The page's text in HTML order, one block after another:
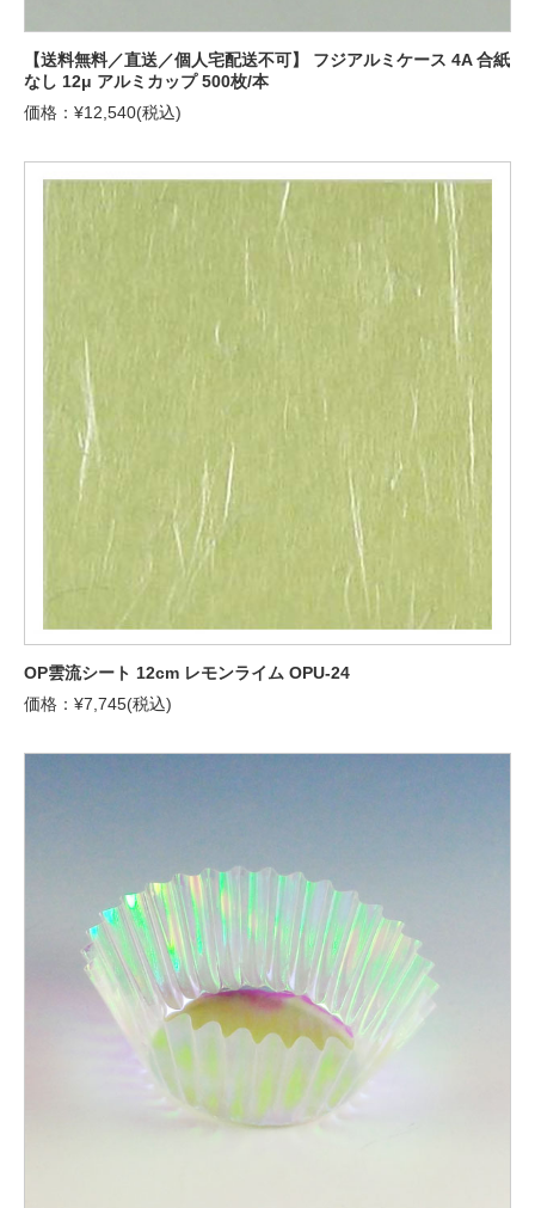
【送料無料／直送／個人宅配送不可】 フジアルミケース 4A 合紙
なし 12μ アルミカップ 500枚/本
価格：¥12,540(税込)
OP雲流シート 12cm レモンライム OPU-24
価格：¥7,745(税込)